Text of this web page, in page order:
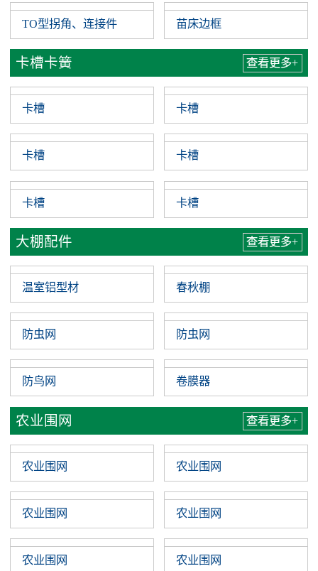
TO型拐角、连接件 苗床边框
卡槽卡簧 查看更多+
卡槽 卡槽
卡槽 卡槽
卡槽 卡槽
大棚配件 查看更多+
温室铝型材 春秋棚
防虫网 防虫网
防鸟网 卷膜器
农业围网 查看更多+
农业围网 农业围网
农业围网 农业围网
农业围网 农业围网